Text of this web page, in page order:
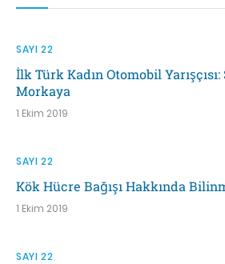
SAYI 22
İlk Türk Kadın Otomobil
Morkaya
1 Ekim 2019
SAYI 22
Kök Hücre Bağışı Hakkında
1 Ekim 2019
SAYI 22